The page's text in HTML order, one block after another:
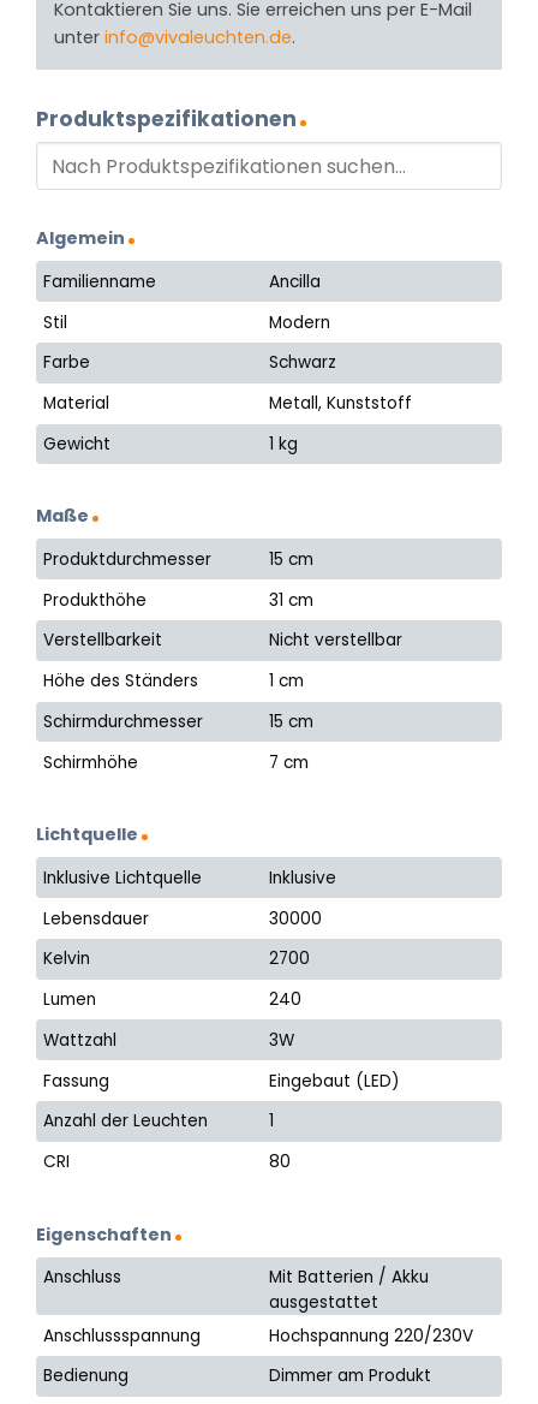
Kontaktieren Sie uns. Sie erreichen uns per E-Mail
unter info@vivaleuchten.de.
Produktspezifikationen
Algemein
Familienname
Ancilla
Stil
Modern
Farbe
Schwarz
Material
Metall, Kunststoff
Gewicht
1 kg
Maße
Produktdurchmesser
15 cm
Produkthöhe
31 cm
Verstellbarkeit
Nicht verstellbar
Höhe des Ständers
1 cm
Schirmdurchmesser
15 cm
Schirmhöhe
7 cm
Lichtquelle
Inklusive Lichtquelle
Inklusive
Lebensdauer
30000
Kelvin
2700
Lumen
240
Wattzahl
3W
Fassung
Eingebaut (LED)
Anzahl der Leuchten
1
CRI
80
Eigenschaften
Anschluss
Mit Batterien / Akku
ausgestattet
Anschlussspannung
Hochspannung 220/230V
Bedienung
Dimmer am Produkt